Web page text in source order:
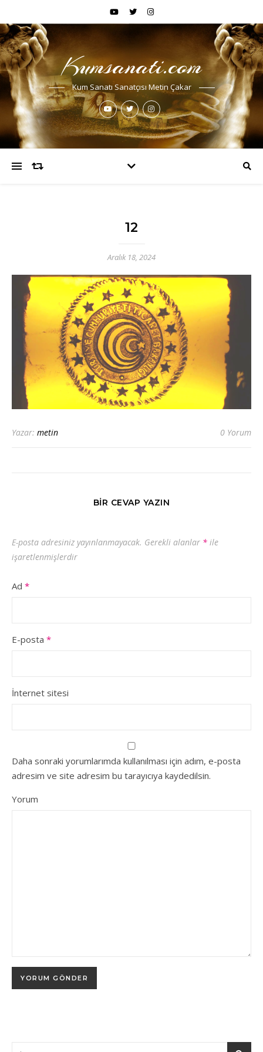
Kumsanati.com
Kum Sanatı Sanatçısı Metin Çakar
12
Aralık 18, 2024
Yazar: metin 0 Yorum
BIR CEVAP YAZIN
E-posta adresiniz yayınlanmayacak. Gerekli alanlar * ile
işaretlenmişlerdir
Ad *
E-posta *
İnternet sitesi
Daha sonraki yorumlarımda kullanılması için adım, e-posta
adresim ve site adresim bu tarayıcıya kaydedilsin.
Yorum